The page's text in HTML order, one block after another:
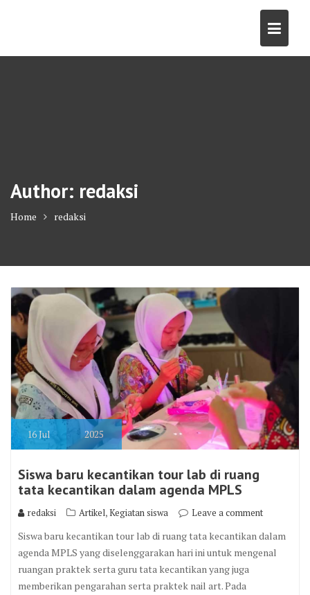
Author: redaksi
Home redaksi
16Jul 2025
Siswa baru kecantikan tour lab di ruang
tata kecantikan dalam agenda MPLS
redaksi Artikel,Kegiatan siswa Leave a comment
Siswa baru kecantikan tour lab di ruang tata kecantikan dalam
agenda MPLS yang diselenggarakan hari ini untuk mengenal
ruangan praktek serta guru tata kecantikan yang juga
memberikan pengarahan serta praktek nail art. Pada